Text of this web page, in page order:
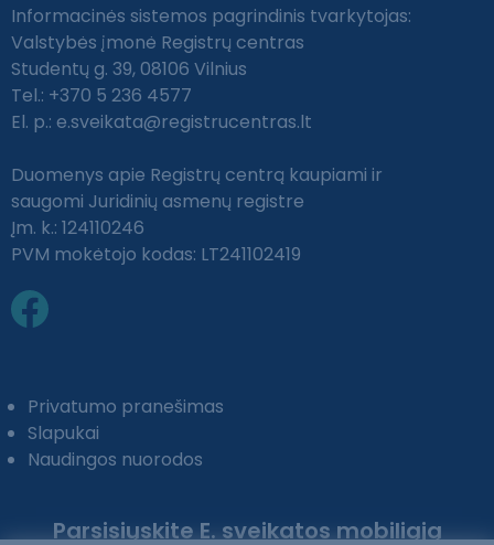
Informacinės sistemos pagrindinis tvarkytojas:
Valstybės įmonė Registrų centras
Studentų g. 39, 08106 Vilnius
Tel.: +370 5 236 4577
El. p.: e.sveikata@registrucentras.lt
Duomenys apie Registrų centrą kaupiami ir
saugomi Juridinių asmenų registre
Įm. k.: 124110246
PVM mokėtojo kodas: LT241102419
Privatumo pranešimas
Slapukai
Naudingos nuorodos
Parsisiųskite E. sveikatos mobiliąją